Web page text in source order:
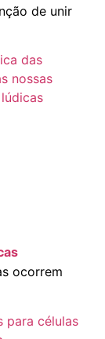
de unir
ocorrem